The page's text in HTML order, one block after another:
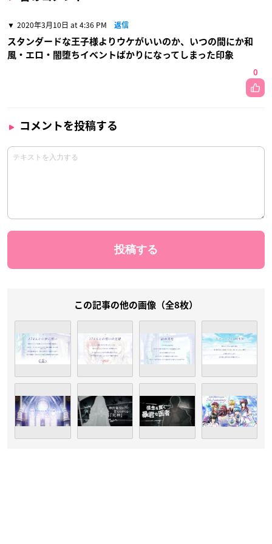
2020年3月10日 at 4:36 PM 返信
スタンダードな王子様よりウケがいいのか、いつの間にか和
風・エロ・闇堕ちイベントばかりになってしまった印象
0
コメントを投稿する
この記事の他の画像（全8枚）